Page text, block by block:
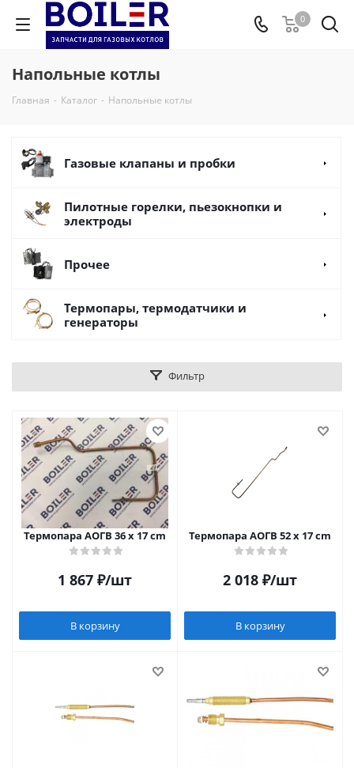
0
Напольные котлы
Главная - Каталог - Напольные котлы
Газовые клапаны и пробки
Пилотные горелки, пьезокнопки и
электроды
Прочее
Термопары, термодатчики и
генераторы
Фильтр
Термопара АОГВ 36 х 17 cm
1 867 ₽/шт
В корзину
Термопара АОГВ 52 х 17 cm
2 018 ₽/шт
В корзину